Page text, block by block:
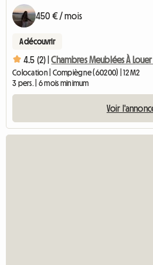
450 € / mois
A découvrir
4.5 (2) | Chambres Meublées À
Colocation | Compiègne (60200) | 12 M2
3 pers. | 6 mois minimum
Voir